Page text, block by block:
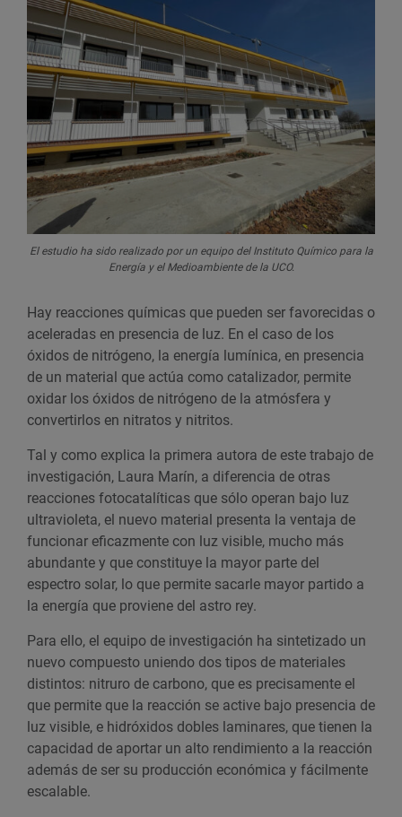
El estudio ha sido realizado por un equipo del Instituto Químico para la
Energía y el Medioambiente de la UCO.
Hay reacciones químicas que pueden ser favorecidas o
aceleradas en presencia de luz. En el caso de los
óxidos de nitrógeno, la energía lumínica, en presencia
de un material que actúa como catalizador, permite
oxidar los óxidos de nitrógeno de la atmósfera y
convertirlos en nitratos y nitritos.
Tal y como explica la primera autora de este trabajo de
investigación, Laura Marín, a diferencia de otras
reacciones fotocatalíticas que sólo operan bajo luz
ultravioleta, el nuevo material presenta la ventaja de
funcionar eficazmente con luz visible, mucho más
abundante y que constituye la mayor parte del
espectro solar, lo que permite sacarle mayor partido a
la energía que proviene del astro rey.
Para ello, el equipo de investigación ha sintetizado un
nuevo compuesto uniendo dos tipos de materiales
distintos: nitruro de carbono, que es precisamente el
que permite que la reacción se active bajo presencia de
luz visible, e hidróxidos dobles laminares, que tienen la
capacidad de aportar un alto rendimiento a la reacción
además de ser su producción económica y fácilmente
escalable.